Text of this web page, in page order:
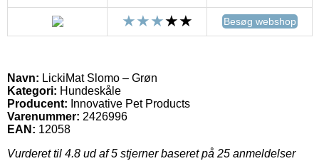
Besøg webshop
Navn: LickiMat Slomo – Grøn
Kategori: Hundeskåle
Producent: Innovative Pet Products
Varenummer: 2426996
EAN: 12058
Vurderet til 4.8 ud af 5 stjerner baseret på 25 anmeldelser